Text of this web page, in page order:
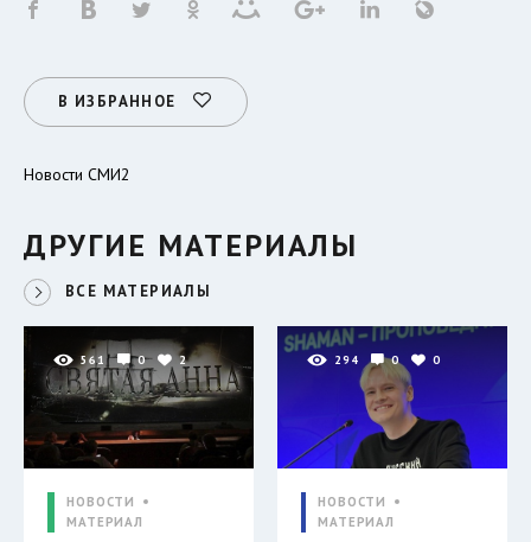
В ИЗБРАННОЕ
Новости СМИ2
ДРУГИЕ МАТЕРИАЛЫ
ВСЕ МАТЕРИАЛЫ
561 0 2
НОВОСТИ
МАТЕРИАЛ
294 0 0
НОВОСТИ
МАТЕРИАЛ